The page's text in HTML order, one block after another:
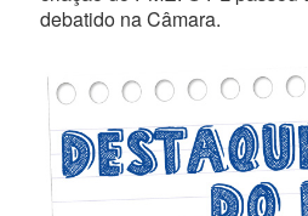
debatido na Câmara.